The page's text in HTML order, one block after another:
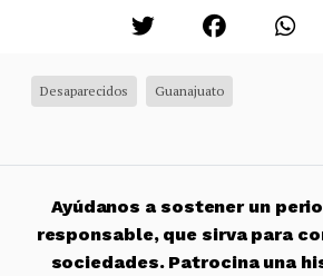
Desaparecidos Guanajuato
Ayúdanos a sostener un
responsable, que sirva para
sociedades. Patrocina una